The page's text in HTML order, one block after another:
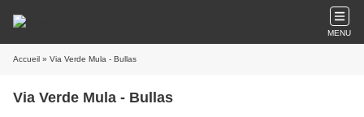
MENU
Accueil » Via Verde Mula - Bullas
Via Verde Mula - Bullas